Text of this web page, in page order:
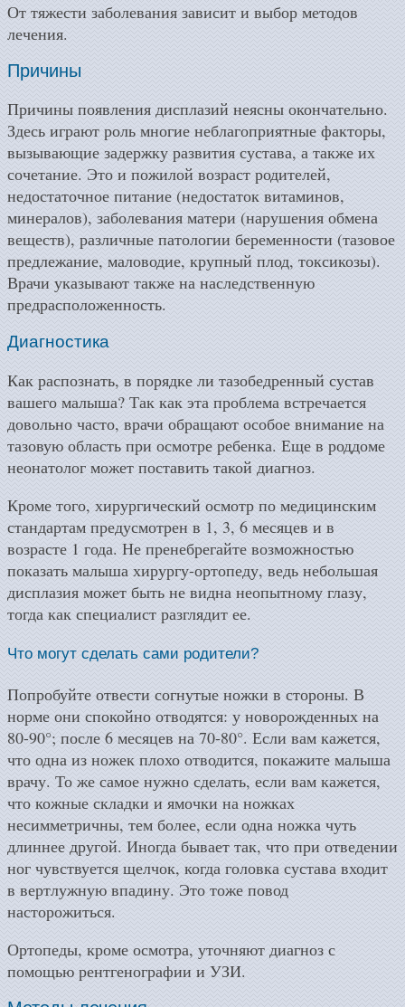
От тяжести заболевания зависит и выбор методов
лечения.
Причины
Причины появления дисплазий неясны окончательно.
Здесь играют роль многие неблагоприятные факторы,
вызывающие задержку развития сустава, а также их
сочетание. Это и пожилой возраст родителей,
недостаточное питание (недостаток витаминов,
минералов), заболевания матери (нарушения обмена
веществ), различные патологии беременности (тазовое
предлежание, маловодие, крупный плод, токсикозы).
Врачи указывают также на наследственную
предрасположенность.
Диагностика
Как распознать, в порядке ли тазобедренный сустав
вашего малыша? Так как эта проблема встречается
довольно часто, врачи обращают особое внимание на
тазовую область при осмотре ребенка. Еще в роддоме
неонатолог может поставить такой диагноз.
Кроме того, хирургический осмотр по медицинским
стандартам предусмотрен в 1, 3, 6 месяцев и в
возрасте 1 года. Не пренебрегайте возможностью
показать малыша хирургу-ортопеду, ведь небольшая
дисплазия может быть не видна неопытному глазу,
тогда как специалист разглядит ее.
Что могут сделать сами родители?
Попробуйте отвести согнутые ножки в стороны. В
норме они спокойно отводятся: у новорожденных на
80-90°; после 6 месяцев на 70-80°. Если вам кажется,
что одна из ножек плохо отводится, покажите малыша
врачу. То же самое нужно сделать, если вам кажется,
что кожные складки и ямочки на ножках
несимметричны, тем более, если одна ножка чуть
длиннее другой. Иногда бывает так, что при отведении
ног чувствуется щелчок, когда головка сустава входит
в вертлужную впадину. Это тоже повод
насторожиться.
Ортопеды, кроме осмотра, уточняют диагноз с
помощью рентгенографии и УЗИ.